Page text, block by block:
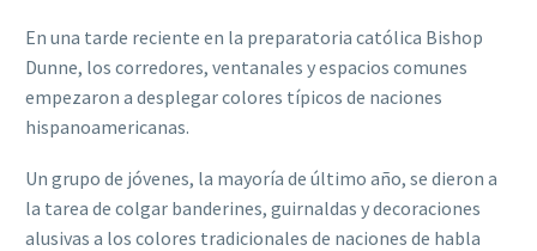
En una tarde reciente en la preparatoria católica Bishop
Dunne, los corredores, ventanales y espacios comunes
empezaron a desplegar colores típicos de naciones
hispanoamericanas.
Un grupo de jóvenes, la mayoría de último año, se dieron a
la tarea de colgar banderines, guirnaldas y decoraciones
alusivas a los colores tradicionales de naciones de habla